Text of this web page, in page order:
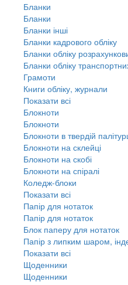
Бланки
Бланки
Бланки інші
Бланки кадрового обліку
Бланки обліку
Бланки обліку
Грамоти
Книги обліку, журнали
Показати всі
Блокноти
Блокноти
Блокноти в твердій
Блокноти на склейці
Блокноти на скобі
Блокноти на спіралі
Коледж-блоки
Показати всі
Папір для нотаток
Папір для нотаток
Блок паперу для нотаток
Папір з липким шаром,
Показати всі
Щоденники
Щоденники